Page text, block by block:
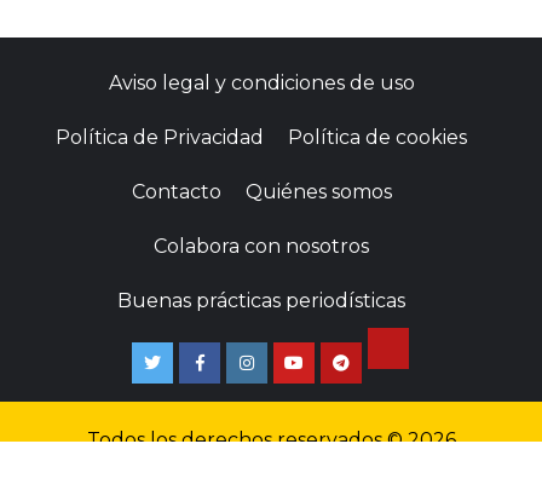
Aviso legal y condiciones de uso
Política de Privacidad Política de cookies
Contacto Quiénes somos
Colabora con nosotros
Buenas prácticas periodísticas
Todos los derechos reservados © 2026